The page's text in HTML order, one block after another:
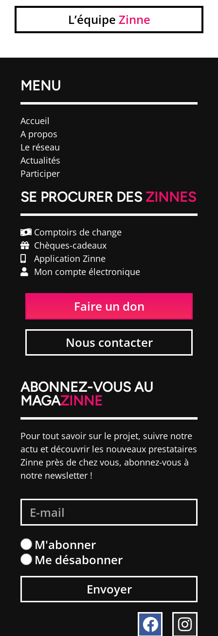
L’équipe Zinne
MENU
Accueil
A propos
Le réseau
Actualités
Participer
SE PROCURER DES ZINNES
Comptoirs de change
Chèques-cadeaux
Application Zinne
Mon compte électronique
Faire un don
Nous contacter
ABONNEZ-VOUS AU
MAGAZINNE
Pour tout savoir sur le projet, suivre notre
actu et découvrir les nouveaux prestataires
Zinne près de chez vous, abonnez-vous à
notre newsletter !
M'abonner
Me désabonner
Envoyer